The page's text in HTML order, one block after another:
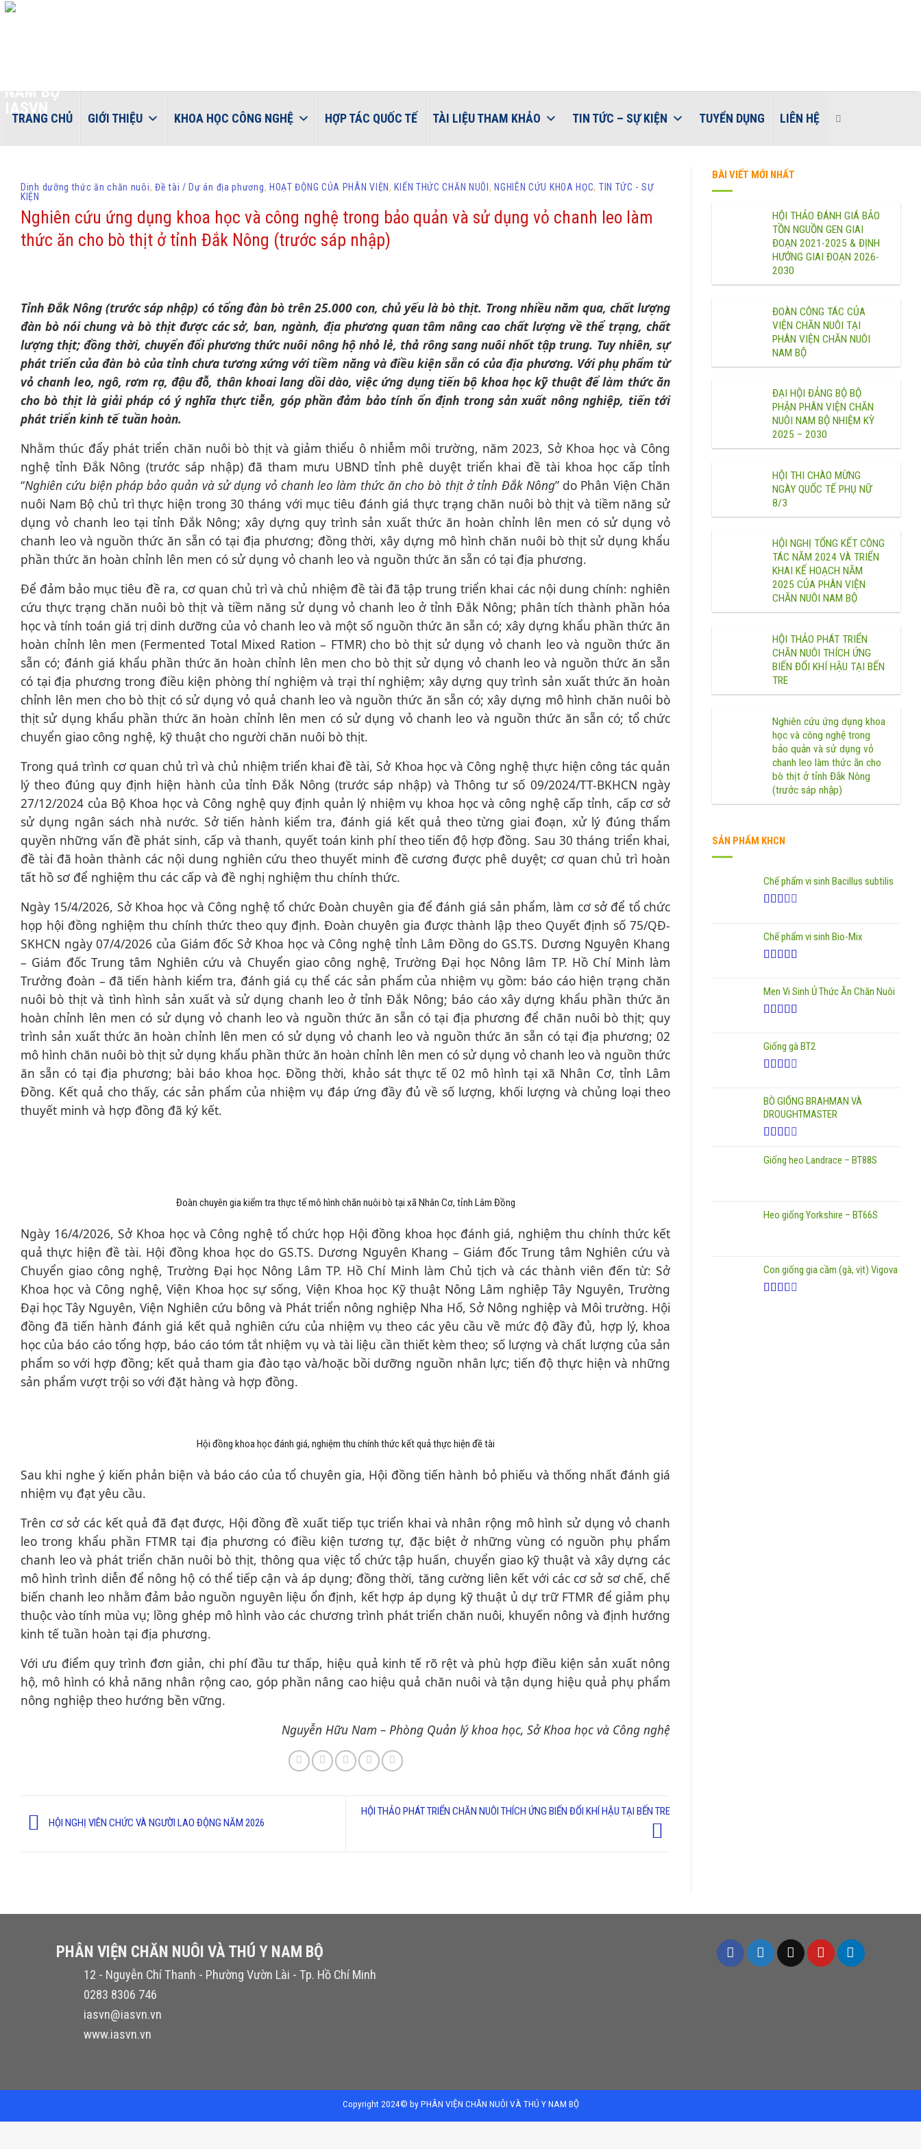
Skip
TRANG CHỦ GIỚI THIỆU KHOA HỌC CÔNG NGHỆ HỢP TÁC QUỐC TẾ TÀI LIỆU THAM KHẢO TIN TỨC – SỰ KIỆN TUYỂN DỤNG LIÊN HỆ
Dinh dưỡng thức ăn chăn nuôi,Đề tài / Dự án địa phương, HOẠT ĐỘNG CỦA PHÂN VIỆN,KIẾN THỨC CHĂN NUÔI,NGHIÊN CỨU KHOA HỌC, TIN TỨC - SỰ
KIỆN
Nghiên cứu ứng dụng khoa học và công nghệ trong bảo quản và sử dụng vỏ chanh leo làm
thức ăn cho bò thịt ở tỉnh Đắk Nông (trước sáp nhập)
Tỉnh Đắk Nông (trước sáp nhập) có tổng đàn bò trên 25.000 con, chủ yếu là bò thịt. Trong nhiều năm qua, chất lượng
đàn bò nói chung và bò thịt được các sở, ban, ngành, địa phương quan tâm nâng cao chất lượng về thể trạng, chất
lượng thịt; đồng thời, chuyển đổi phương thức nuôi nông hộ nhỏ lẻ, thả rông sang nuôi nhốt tập trung. Tuy nhiên, sự
phát triển của đàn bò của tỉnh chưa tương xứng với tiềm năng và điều kiện sẵn có của địa phương. Với phụ phẩm từ
vỏ chanh leo, ngô, rơm rạ, đậu đỗ, thân khoai lang dồi dào, việc ứng dụng tiến bộ khoa học kỹ thuật để làm thức ăn
cho bò thịt là giải pháp có ý nghĩa thực tiễn, góp phần đảm bảo tính ổn định trong sản xuất nông nghiệp, tiến tới
phát triển kinh tế tuần hoàn.
Nhằm thúc đẩy phát triển chăn nuôi bò thịt và giảm thiểu ô nhiễm môi trường, năm 2023, Sở Khoa học và Công
nghệ tỉnh Đắk Nông (trước sáp nhập) đã tham mưu UBND tỉnh phê duyệt triển khai đề tài khoa học cấp tỉnh
“Nghiên cứu biện pháp bảo quản và sử dụng vỏ chanh leo làm thức ăn cho bò thịt ở tỉnh Đắk Nông” do Phân Viện Chăn
nuôi Nam Bộ chủ trì thực hiện trong 30 tháng với mục tiêu đánh giá thực trạng chăn nuôi bò thịt và tiềm năng sử
dụng vỏ chanh leo tại tỉnh Đắk Nông; xây dựng quy trình sản xuất thức ăn hoàn chỉnh lên men có sử dụng vỏ
chanh leo và nguồn thức ăn sẵn có tại địa phương; đồng thời, xây dựng mô hình chăn nuôi bò thịt sử dụng khẩu
phần thức ăn hoàn chỉnh lên men có sử dụng vỏ chanh leo và nguồn thức ăn sẵn có tại địa phương.
Để đảm bảo mục tiêu đề ra, cơ quan chủ trì và chủ nhiệm đề tài đã tập trung triển khai các nội dung chính: nghiên
cứu thực trạng chăn nuôi bò thịt và tiềm năng sử dụng vỏ chanh leo ở tỉnh Đắk Nông; phân tích thành phần hóa
học và tính toán giá trị dinh dưỡng của vỏ chanh leo và một số nguồn thức ăn sẵn có; xây dựng khẩu phần thức ăn
hoàn chỉnh lên men (Fermented Total Mixed Ration – FTMR) cho bò thịt sử dụng vỏ chanh leo và nguồn thức ăn
sẵn có; đánh giá khẩu phần thức ăn hoàn chỉnh lên men cho bò thịt sử dụng vỏ chanh leo và nguồn thức ăn sẵn
có tại địa phương trong điều kiện phòng thí nghiệm và trại thí nghiệm; xây dựng quy trình sản xuất thức ăn hoàn
chỉnh lên men cho bò thịt có sử dụng vỏ quả chanh leo và nguồn thức ăn sẵn có; xây dựng mô hình chăn nuôi bò
thịt sử dụng khẩu phần thức ăn hoàn chỉnh lên men có sử dụng vỏ chanh leo và nguồn thức ăn sẵn có; tổ chức
chuyển giao công nghệ, kỹ thuật cho người chăn nuôi bò thịt.
Trong quá trình cơ quan chủ trì và chủ nhiệm triển khai đề tài, Sở Khoa học và Công nghệ thực hiện công tác quản
lý theo đúng quy định hiện hành của tỉnh Đắk Nông (trước sáp nhập) và Thông tư số 09/2024/TT-BKHCN ngày
27/12/2024 của Bộ Khoa học và Công nghệ quy định quản lý nhiệm vụ khoa học và công nghệ cấp tỉnh, cấp cơ sở
sử dụng ngân sách nhà nước. Sở tiến hành kiểm tra, đánh giá kết quả theo từng giai đoạn, xử lý đúng thẩm
quyền những vấn đề phát sinh, cấp và thanh, quyết toán kinh phí theo tiến độ hợp đồng. Sau 30 tháng triển khai,
đề tài đã hoàn thành các nội dung nghiên cứu theo thuyết minh đề cương được phê duyệt; cơ quan chủ trì hoàn
tất hồ sơ để nghiệm thu các cấp và đề nghị nghiệm thu chính thức.
Ngày 15/4/2026, Sở Khoa học và Công nghệ tổ chức Đoàn chuyên gia để đánh giá sản phẩm, làm cơ sở để tổ chức
họp hội đồng nghiệm thu chính thức theo quy định. Đoàn chuyên gia được thành lập theo Quyết định số 75/QĐ-
SKHCN ngày 07/4/2026 của Giám đốc Sở Khoa học và Công nghệ tỉnh Lâm Đồng do GS.TS. Dương Nguyên Khang
– Giám đốc Trung tâm Nghiên cứu và Chuyển giao công nghệ, Trường Đại học Nông lâm TP. Hồ Chí Minh làm
Trưởng đoàn – đã tiến hành kiểm tra, đánh giá cụ thể các sản phẩm của nhiệm vụ gồm: báo cáo hiện trạng chăn
nuôi bò thịt và tình hình sản xuất và sử dụng chanh leo ở tỉnh Đắk Nông; báo cáo xây dựng khẩu phần thức ăn
hoàn chỉnh lên men có sử dụng vỏ chanh leo và nguồn thức ăn sẵn có tại địa phương để chăn nuôi bò thịt; quy
trình sản xuất thức ăn hoàn chỉnh lên men có sử dụng vỏ chanh leo và nguồn thức ăn sẵn có tại địa phương; 02
mô hình chăn nuôi bò thịt sử dụng khẩu phần thức ăn hoàn chỉnh lên men có sử dụng vỏ chanh leo và nguồn thức
ăn sẵn có tại địa phương; bài báo khoa học. Đồng thời, khảo sát thực tế 02 mô hình tại xã Nhân Cơ, tỉnh Lâm
Đồng. Kết quả cho thấy, các sản phẩm của nhiệm vụ đáp ứng đầy đủ về số lượng, khối lượng và chủng loại theo
thuyết minh và hợp đồng đã ký kết.
Đoàn chuyên gia kiểm tra thực tế mô hình chăn nuôi bò tại xã Nhân Cơ, tỉnh Lâm Đồng
Ngày 16/4/2026, Sở Khoa học và Công nghệ tổ chức họp Hội đồng khoa học đánh giá, nghiệm thu chính thức kết
quả thực hiện đề tài. Hội đồng khoa học do GS.TS. Dương Nguyên Khang – Giám đốc Trung tâm Nghiên cứu và
Chuyển giao công nghệ, Trường Đại học Nông Lâm TP. Hồ Chí Minh làm Chủ tịch và các thành viên đến từ: Sở
Khoa học và Công nghệ, Viện Khoa học sự sống, Viện Khoa học Kỹ thuật Nông Lâm nghiệp Tây Nguyên, Trường
Đại học Tây Nguyên, Viện Nghiên cứu bông và Phát triển nông nghiệp Nha Hố, Sở Nông nghiệp và Môi trường. Hội
đồng đã tiến hành đánh giá kết quả nghiên cứu của nhiệm vụ theo các yêu cầu về mức độ đầy đủ, hợp lý, khoa
học của báo cáo tổng hợp, báo cáo tóm tắt nhiệm vụ và tài liệu cần thiết kèm theo; số lượng và chất lượng của sản
phẩm so với hợp đồng; kết quả tham gia đào tạo và/hoặc bồi dưỡng nguồn nhân lực; tiến độ thực hiện và những
sản phẩm vượt trội so với đặt hàng và hợp đồng.
Hội đồng khoa học đánh giá, nghiệm thu chính thức kết quả thực hiện đề tài
Sau khi nghe ý kiến phản biện và báo cáo của tổ chuyên gia, Hội đồng tiến hành bỏ phiếu và thống nhất đánh giá
nhiệm vụ đạt yêu cầu.
Trên cơ sở các kết quả đã đạt được, Hội đồng đề xuất tiếp tục triển khai và nhân rộng mô hình sử dụng vỏ chanh
leo trong khẩu phần FTMR tại địa phương có điều kiện tương tự, đặc biệt ở những vùng có nguồn phụ phẩm
chanh leo và phát triển chăn nuôi bò thịt, thông qua việc tổ chức tập huấn, chuyển giao kỹ thuật và xây dựng các
mô hình trình diễn để nông hộ có thể tiếp cận và áp dụng; đồng thời, tăng cường liên kết với các cơ sở sơ chế, chế
biến chanh leo nhằm đảm bảo nguồn nguyên liệu ổn định, kết hợp áp dụng kỹ thuật ủ dự trữ FTMR để giảm phụ
thuộc vào tính mùa vụ; lồng ghép mô hình vào các chương trình phát triển chăn nuôi, khuyến nông và định hướng
kinh tế tuần hoàn tại địa phương.
Với ưu điểm quy trình đơn giản, chi phí đầu tư thấp, hiệu quả kinh tế rõ rệt và phù hợp điều kiện sản xuất nông
hộ, mô hình có khả năng nhân rộng cao, góp phần nâng cao hiệu quả chăn nuôi và tận dụng hiệu quả phụ phẩm
nông nghiệp theo hướng bền vững.
Nguyễn Hữu Nam – Phòng Quản lý khoa học, Sở Khoa học và Công nghệ
HỘI NGHỊ VIÊN CHỨC VÀ NGƯỜI LAO ĐỘNG NĂM 2026
HỘI THẢO PHÁT TRIỂN CHĂN NUÔI THÍCH ỨNG BIẾN ĐỔI KHÍ HẬU TẠI BẾN TRE
BÀI VIẾT MỚI NHẤT
HỘI THẢO ĐÁNH GIÁ BẢO
TỒN NGUỒN GEN GIAI
ĐOẠN 2021-2025 & ĐỊNH
HƯỚNG GIAI ĐOẠN 2026-
2030
ĐOÀN CÔNG TÁC CỦA
VIỆN CHĂN NUÔI TẠI
PHÂN VIỆN CHĂN NUÔI
NAM BỘ
ĐẠI HỘI ĐẢNG BỘ BỘ
PHẬN PHÂN VIỆN CHĂN
NUÔI NAM BỘ NHIỆM KỲ
2025 – 2030
HỘI THI CHÀO MỪNG
NGÀY QUỐC TẾ PHỤ NỮ
8/3
HỘI NGHỊ TỔNG KẾT CÔNG
TÁC NĂM 2024 VÀ TRIỂN
KHAI KẾ HOẠCH NĂM
2025 CỦA PHÂN VIỆN
CHĂN NUÔI NAM BỘ
HỘI THẢO PHÁT TRIỂN
CHĂN NUÔI THÍCH ỨNG
BIẾN ĐỔI KHÍ HẬU TẠI BẾN
TRE
Nghiên cứu ứng dụng khoa
học và công nghệ trong
bảo quản và sử dụng vỏ
chanh leo làm thức ăn cho
bò thịt ở tỉnh Đắk Nông
(trước sáp nhập)
SẢN PHẨM KHCN
Chế phẩm vi sinh Bacillus subtilis
hạng
2.00
5
Chế phẩm vi sinh Bio-Mix
sao
Men Vi Sinh Ủ Thức Ăn Chăn Nuôi
hạng
3.005
sao
Giống gà BT2
hạng
2.505
BÒ GIỐNG BRAHMAN VÀ
DROUGHTMASTER
xếp
Giống heo Landrace – BT88S
Heo giống Yorkshire – BT66S
Con giống gia cầm (gà, vịt) Vigova
PHÂN VIỆN CHĂN NUÔI VÀ THÚ Y NAM BỘ
12 - Nguyễn Chí Thanh - Phường Vườn Lài - Tp. Hồ Chí Minh
0283 8306 746
iasvn@iasvn.vn
www.iasvn.vn
Copyright 2024© by PHÂN VIỆN CHĂN NUÔI VÀ THÚ Y NAM BỘ